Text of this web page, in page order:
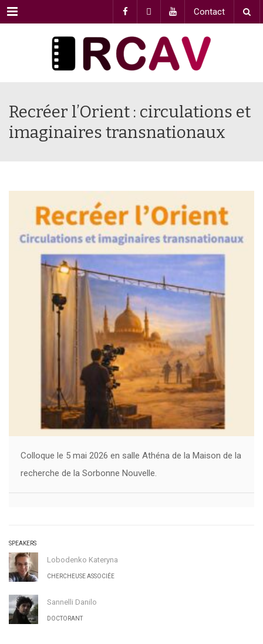
Menu Contact
Recréer l’Orient : circulations et
imaginaires transnationaux
Colloque le 5 mai 2026 en salle Athéna de la Maison de la
recherche de la Sorbonne Nouvelle.
SPEAKERS
Lobodenko Kateryna
CHERCHEUSE ASSOCIÉE
Sannelli Danilo
DOCTORANT